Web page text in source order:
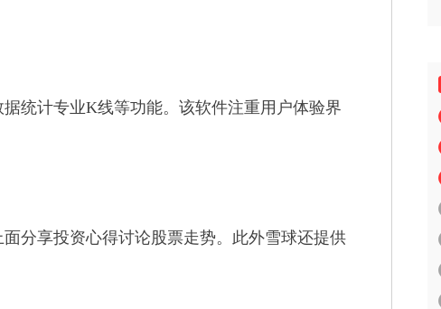
统计专业K线等功能。该软件注重用户体验界
分享投资心得讨论股票走势。此外雪球还提供